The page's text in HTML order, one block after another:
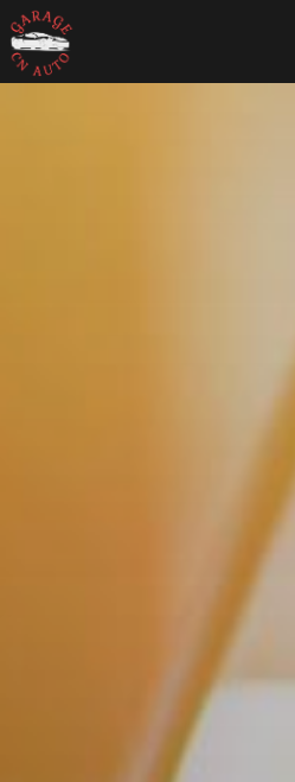
Panneau de gestion des cookies